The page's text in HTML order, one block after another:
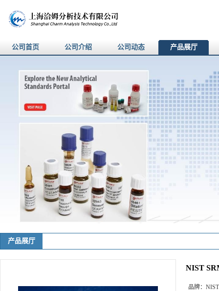
公司首页 公司介绍 公司动态 产品展厅
产品展厅
NIST
品牌： NIST